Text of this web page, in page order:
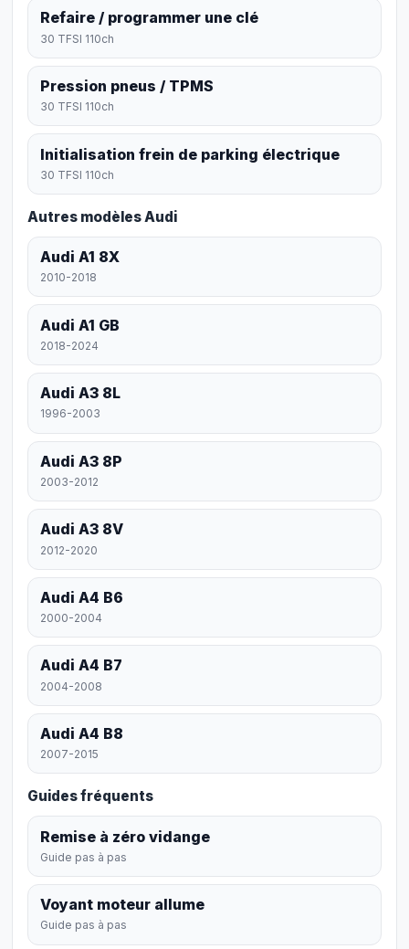
Refaire / programmer une clé
30 TFSI 110ch
Pression pneus / TPMS
30 TFSI 110ch
Initialisation frein de parking électrique
30 TFSI 110ch
Autres modèles Audi
Audi A1 8X
2010-2018
Audi A1 GB
2018-2024
Audi A3 8L
1996-2003
Audi A3 8P
2003-2012
Audi A3 8V
2012-2020
Audi A4 B6
2000-2004
Audi A4 B7
2004-2008
Audi A4 B8
2007-2015
Guides fréquents
Remise à zéro vidange
Guide pas à pas
Voyant moteur allume
Guide pas à pas